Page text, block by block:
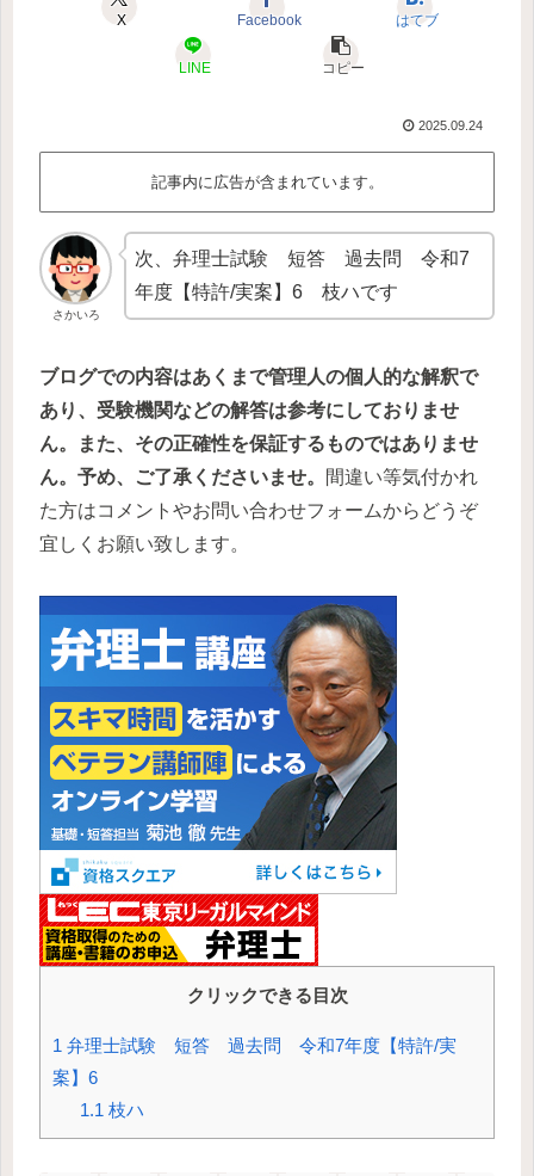
X Facebook はてブ
LINE コピー
2025.09.24
記事内に広告が含まれています。
さかいろ
次、弁理士試験 短答 過去問 令和7
年度【特許/実案】6 枝ハです
ブログでの内容はあくまで管理人の個人的な解釈で
あり、受験機関などの解答は参考にしておりませ
ん。また、その正確性を保証するものではありませ
ん。予め、ご了承くださいませ。
間違い等気付かれ
た方はコメントやお問い合わせフォームからどうぞ
宜しくお願い致します。
クリックできる目次
1 弁理士試験 短答 過去問 令和7年度【特許/実
案】6
1.1 枝ハ